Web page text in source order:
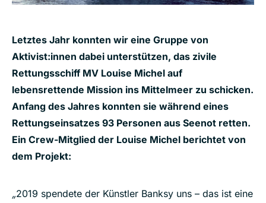
Letztes Jahr konnten wir eine Gruppe von
Aktivist:innen dabei unterstützen, das zivile
Rettungsschiff MV Louise Michel auf
lebensrettende Mission ins Mittelmeer zu schicken.
Anfang des Jahres konnten sie während eines
Rettungseinsatzes 93 Personen aus Seenot retten.
Ein Crew-Mitglied der Louise Michel berichtet von
dem Projekt:
„2019 spendete der Künstler Banksy uns – das ist eine